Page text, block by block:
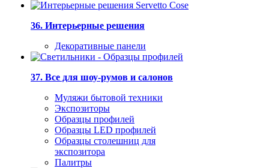
36. Интерьерные решения
Декоративные панели
37. Все для шоу-румов и салонов
Муляжи бытовой техники
Экспозиторы
Образцы профилей
Образцы LED профилей
Образцы столешниц для
экспозитора
Палитры